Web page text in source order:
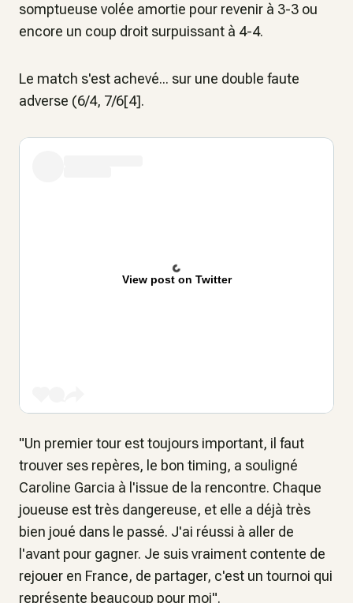
somptueuse volée amortie pour revenir à 3-3 ou
encore un coup droit surpuissant à 4-4.
Le match s'est achevé... sur une double faute
adverse (6/4, 7/6[4].
View post on Twitter
"Un premier tour est toujours important, il faut
trouver ses repères, le bon timing, a souligné
Caroline Garcia à l'issue de la rencontre. Chaque
joueuse est très dangereuse, et elle a déjà très
bien joué dans le passé. J'ai réussi à aller de
l'avant pour gagner. Je suis vraiment contente de
rejouer en France, de partager, c'est un tournoi qui
représente beaucoup pour moi".